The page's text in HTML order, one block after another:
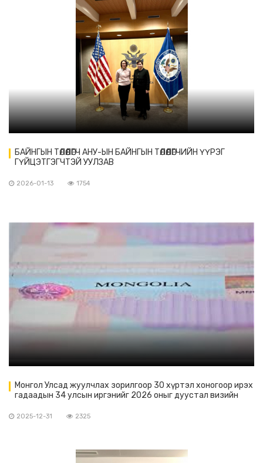
БАЙНГЫН ТӨЛӨӨЛӨГЧ АНУ-ЫН БАЙНГЫН ТӨЛӨӨЛӨГЧИЙН ҮҮРЭГ
ГҮЙЦЭТГЭГЧТЭЙ УУЛЗАВ
2026-01-13 1754
Монгол Улсад жуулчлах зорилгоор 30 хүртэл хоногоор ирэх
гадаадын 34 улсын иргэнийг 2026 оныг дуустал визийн
2025 оны 12 дүгээр 31-ний өдрийн хуралдаанаас гаргалаа.
2025-12-31 2325